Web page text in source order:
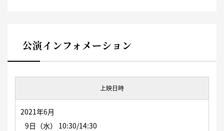
公演インフォメーション
上映日時
2021年6月
9日（水） 10:30/14:30